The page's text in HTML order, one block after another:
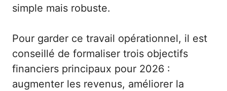
simple mais robuste.
Pour garder ce travail opérationnel, il est
conseillé de formaliser trois objectifs
financiers principaux pour 2026 :
augmenter les revenus, améliorer la